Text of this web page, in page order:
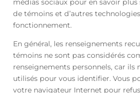
médias sociaux pour en savoir
de témoins et d’autres
fonctionnement.
En général, les renseignements
témoins ne sont pas considérés
renseignements personnels, car ils
utilisés pour vous identifier. Vous
votre navigateur Internet pour